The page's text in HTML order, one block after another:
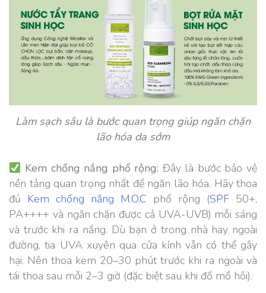
Làm sạch sâu là bước quan trọng giúp ngăn chặn
lão hóa da sớm
Kem chống nắng phổ rộng: Đây là bước bảo vệ
nền tảng quan trọng nhất để ngăn lão hóa. Hãy thoa
đủ Kem chống nắng M.O.C phổ rộng (SPF 50+,
PA++++ và ngăn chặn được cả UVA-UVB) mỗi sáng
và trước khi ra nắng. Dù bạn ở trong nhà hay ngoài
đường, tia UVA xuyên qua cửa kính vẫn có thể gây
hại. Nên thoa kem 20–30 phút trước khi ra ngoài và
tái thoa sau mỗi 2–3 giờ (đặc biệt sau khi đổ mồ hôi).